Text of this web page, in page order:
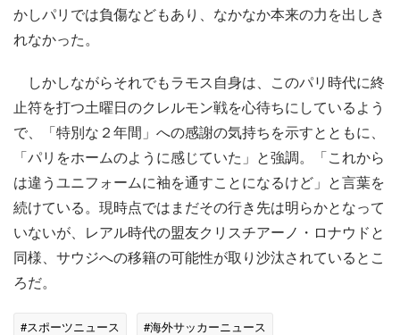
かしパリでは負傷などもあり、なかなか本来の力を出しき
れなかった。
しかしながらそれでもラモス自身は、このパリ時代に終
止符を打つ土曜日のクレルモン戦を心待ちにしているよう
で、「特別な２年間」への感謝の気持ちを示すとともに、
「パリをホームのように感じていた」と強調。「これから
は違うユニフォームに袖を通すことになるけど」と言葉を
続けている。現時点ではまだその行き先は明らかとなって
いないが、レアル時代の盟友クリスチアーノ・ロナウドと
同様、サウジへの移籍の可能性が取り沙汰されているとこ
ろだ。
#スポーツニュース
#海外サッカーニュース